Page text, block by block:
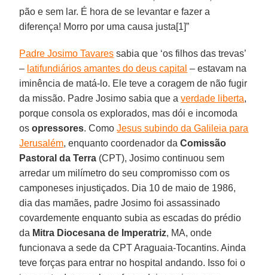
pão e sem lar. É hora de se levantar e fazer a
diferença! Morro por uma causa justa[1]”
Padre Josimo Tavares sabia que ‘os filhos das trevas’
– latifundiários amantes do deus capital – estavam na
iminência de matá-lo. Ele teve a coragem de não fugir
da missão. Padre Josimo sabia que averdade liberta,
porque consola os explorados, mas dói e incomoda
osopressores. ComoJesus subindo da Galileia para
Jerusalém, enquanto coordenador daComissão
Pastoral da Terra (CPT), Josimo continuou sem
arredar um milímetro do seu compromisso com os
camponeses injustiçados. Dia 10 de maio de 1986,
dia das mamães, padre Josimo foi assassinado
covardemente enquanto subia as escadas do prédio
da Mitra Diocesana de Imperatriz, MA, onde
funcionava a sede da CPT Araguaia-Tocantins. Ainda
teve forças para entrar no hospital andando. Isso foi o